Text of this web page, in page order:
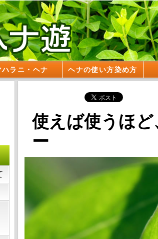
ハラニ・ヘナ ヘナの使い方染め方
使えば使うほ
ー